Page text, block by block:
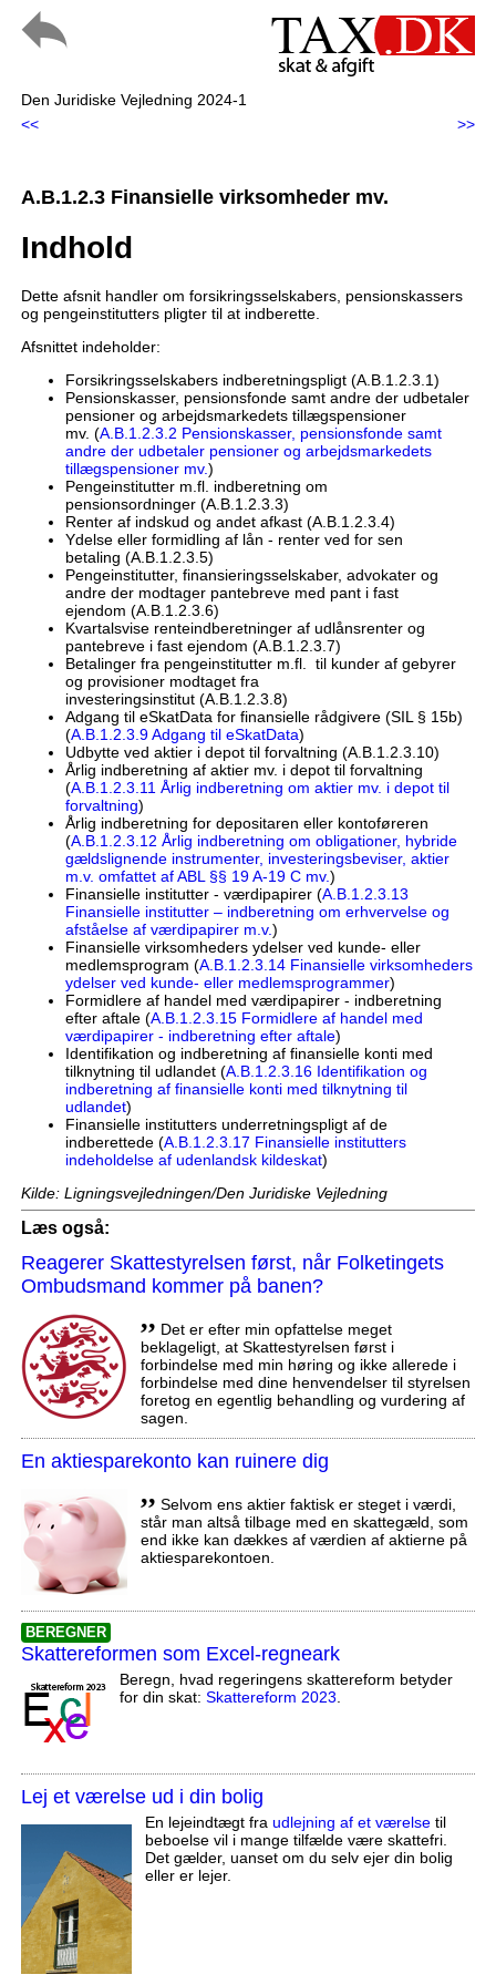
Den Juridiske Vejledning 2024-1
<<
>>
A.B.1.2.3 Finansielle virksomheder mv.
Indhold
Dette afsnit handler om forsikringsselskabers, pensionskassers
og pengeinstitutters pligter til at indberette.
Afsnittet indeholder:
Forsikringsselskabers indberetningspligt (A.B.1.2.3.1)
Pensionskasser, pensionsfonde samt andre der udbetaler
pensioner og arbejdsmarkedets tillægspensioner
mv. (A.B.1.2.3.2 Pensionskasser, pensionsfonde samt
andre der udbetaler pensioner og arbejdsmarkedets
tillægspensioner mv.)
Pengeinstitutter m.fl. indberetning om
pensionsordninger (A.B.1.2.3.3)
Renter af indskud og andet afkast (A.B.1.2.3.4)
Ydelse eller formidling af lån - renter ved for sen
betaling (A.B.1.2.3.5)
Pengeinstitutter, finansieringsselskaber, advokater og
andre der modtager pantebreve med pant i fast
ejendom (A.B.1.2.3.6)
Kvartalsvise renteindberetninger af udlånsrenter og
pantebreve i fast ejendom (A.B.1.2.3.7)
Betalinger fra pengeinstitutter m.fl. til kunder af gebyrer
og provisioner modtaget fra
investeringsinstitut (A.B.1.2.3.8)
Adgang til eSkatData for finansielle rådgivere (SIL § 15b)
(A.B.1.2.3.9 Adgang til eSkatData)
Udbytte ved aktier i depot til forvaltning (A.B.1.2.3.10)
Årlig indberetning af aktier mv. i depot til forvaltning
(A.B.1.2.3.11 Årlig indberetning om aktier mv. i depot til
forvaltning)
Årlig indberetning for depositaren eller kontoføreren
(A.B.1.2.3.12 Årlig indberetning om obligationer, hybride
gældslignende instrumenter, investeringsbeviser, aktier
m.v. omfattet af ABL §§ 19 A-19 C mv.)
Finansielle institutter - værdipapirer (A.B.1.2.3.13
Finansielle institutter – indberetning om erhvervelse og
afståelse af værdipapirer m.v.)
Finansielle virksomheders ydelser ved kunde- eller
medlemsprogram (A.B.1.2.3.14 Finansielle virksomheders
ydelser ved kunde- eller medlemsprogrammer)
Formidlere af handel med værdipapirer - indberetning
efter aftale (A.B.1.2.3.15 Formidlere af handel med
værdipapirer - indberetning efter aftale)
Identifikation og indberetning af finansielle konti med
tilknytning til udlandet (A.B.1.2.3.16 Identifikation og
indberetning af finansielle konti med tilknytning til
udlandet)
Finansielle institutters underretningspligt af de
indberettede (A.B.1.2.3.17 Finansielle institutters
indeholdelse af udenlandsk kildeskat)
Kilde: Ligningsvejledningen/Den Juridiske Vejledning
Læs også:
Reagerer Skattestyrelsen først, når Folketingets
Ombudsmand kommer på banen?
,, Det er efter min opfattelse meget
beklageligt, at Skattestyrelsen først i
forbindelse med min høring og ikke allerede i
forbindelse med dine henvendelser til styrelsen
foretog en egentlig behandling og vurdering af
sagen.
En aktiesparekonto kan ruinere dig
,, Selvom ens aktier faktisk er steget i værdi,
står man altså tilbage med en skattegæld, som
end ikke kan dækkes af værdien af aktierne på
aktiesparekontoen.
BEREGNER
Skattereformen som Excel-regneark
Beregn, hvad regeringens skattereform betyder
for din skat: Skattereform 2023
Lej et værelse ud i din bolig
En lejeindtægt fra udlejning af et værelsetil
beboelse vil i mange tilfælde være skattefri.
Det gælder, uanset om du selv ejer din bolig
eller er lejer.